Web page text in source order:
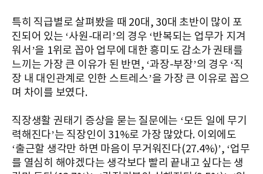
특히 직급별로 살펴봤을 때 20대, 30대 초반이 많이 포
진되어 있는 ‘사원-대리’의 경우 ‘반복되는 업무가 지겨
워서’을 1위로 꼽아 업무에 대한 흥미도 감소가 권태를
느끼는 가장 큰 이유가 된 반면, ‘과장-부장’의 경우 ‘직
장 내 대인관계로 인한 스트레스’을 가장 큰 이유로 꼽으
며 차이를 보였다.
직장생활 권태기 증상을 묻는 질문에는 ‘모든 일에 무기
력해진다’는 직장인이 31%로 가장 많았다. 이외에도
‘출근할 생각만 하면 마음이 무거워진다(27.4%)’, ‘업무
를 열심히 해야겠다는 생각보다 빨리 끝내고 싶다는 생